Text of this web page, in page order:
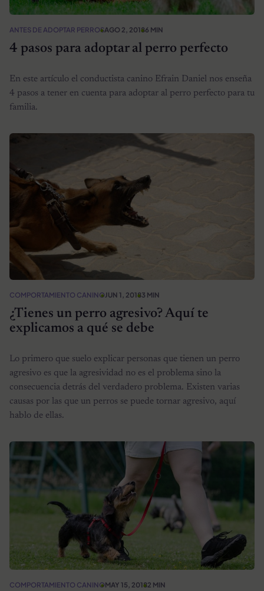
ANTES DE ADOPTAR PERROSAGO 2, 20186 MIN
4 pasos para adoptar al perro perfecto
En este artículo el conductista canino Efrain Daniel nos enseña
4 pasos a tener en cuenta para adoptar al perro perfecto para tu
familia.
COMPORTAMIENTO CANINOJUN 1, 20183 MIN
¿Tienes un perro agresivo? Aquí te
explicamos a qué se debe
Lo primero que suelo explicar personas que tienen un perro
agresivo es que la agresividad no es el problema sino la
consecuencia detrás del verdadero problema. Existen varias
causas por las que un perros se puede tornar agresivo, aquí
hablo de ellas.
COMPORTAMIENTO CANINOMAY 15, 20182 MIN